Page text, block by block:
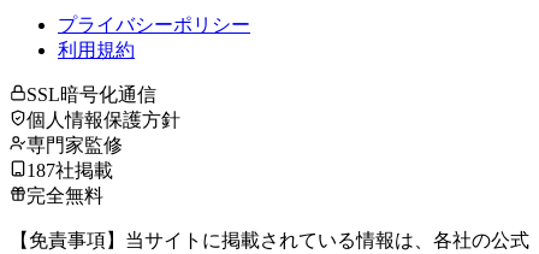
プライバシーポリシー
利用規約
SSL暗号化通信
個人情報保護方針
専門家監修
187社掲載
完全無料
【免責事項】当サイトに掲載されている情報は、各社の公式